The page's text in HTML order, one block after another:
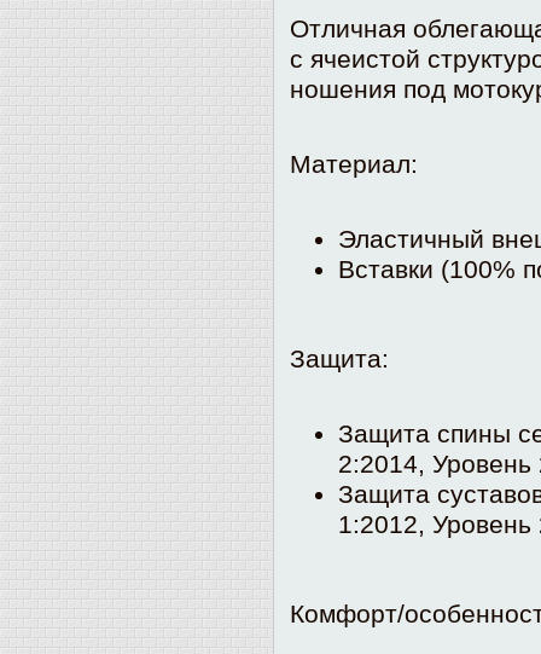
Отличная
с ячеистой
ношения под
Материал:
Эластичный
Вставки (100%
Защита:
Защита спины
2:2014, Уровень
Защита
1:2012, Уровень
Комфорт/